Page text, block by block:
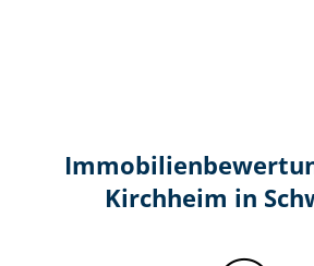
Kirchheim in